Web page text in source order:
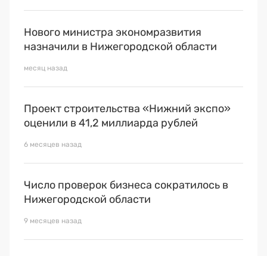
Премия 2025
Нового министра экономразвития
назначили в Нижегородской области
месяц назад
Проект строительства «Нижний экспо»
оценили в 41,2 миллиарда рублей
6 месяцев назад
Число проверок бизнеса сократилось в
Нижегородской области
9 месяцев назад